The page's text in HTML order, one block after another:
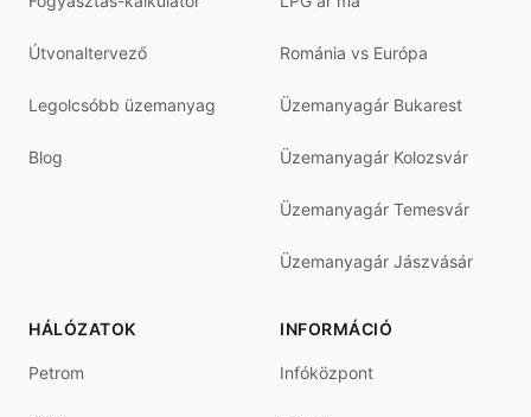
Útvonaltervező
Legolcsóbb üzemanyag
Blog
Románia vs Európa
Üzemanyagár Bukarest
Üzemanyagár Kolozsvár
Üzemanyagár Temesvár
Üzemanyagár Jászvásár
HÁLÓZATOK
Petrom
INFORMÁCIÓ
Infóközpont